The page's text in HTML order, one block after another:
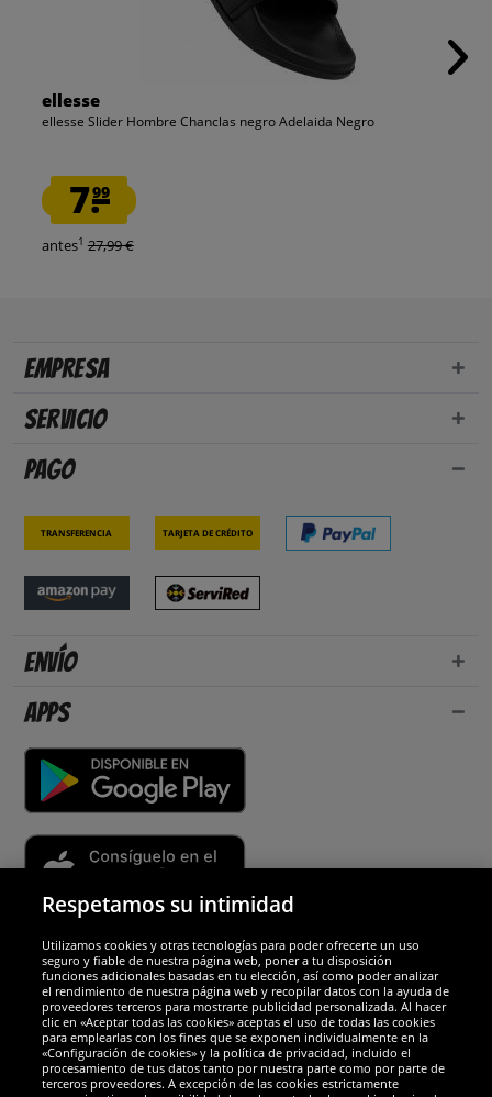
ellesse
ellesse Slider Hombre Chanclas negro Adelaida Negro
7.99
antes1 27,99 €
Empresa
Servicio
Pago
Transferencia Tarjeta de crédito
Envío
Apps
Socios y seguridad
Galardones
Respetamos su intimidad
Utilizamos cookies y otras tecnologías para poder ofrecerte un uso
seguro y fiable de nuestra página web, poner a tu disposición
funciones adicionales basadas en tu elección, así como poder analizar
el rendimiento de nuestra página web y recopilar datos con la ayuda de
proveedores terceros para mostrarte publicidad personalizada. Al hacer
clic en «Aceptar todas las cookies» aceptas el uso de todas las cookies
para emplearlas con los fines que se exponen individualmente en la
«Configuración de cookies» y la política de privacidad, incluido el
procesamiento de tus datos tanto por nuestra parte como por parte de
terceros proveedores. A excepción de las cookies estrictamente